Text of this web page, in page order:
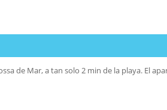
de Mar, a tan solo 2 min de la playa. El